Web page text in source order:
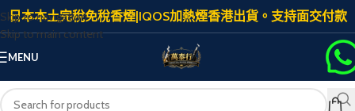
Skip to navigation
Skip to main content
日本本土完稅免稅香煙|IQOS加熱煙香港出貨。支持面交付款
MENU